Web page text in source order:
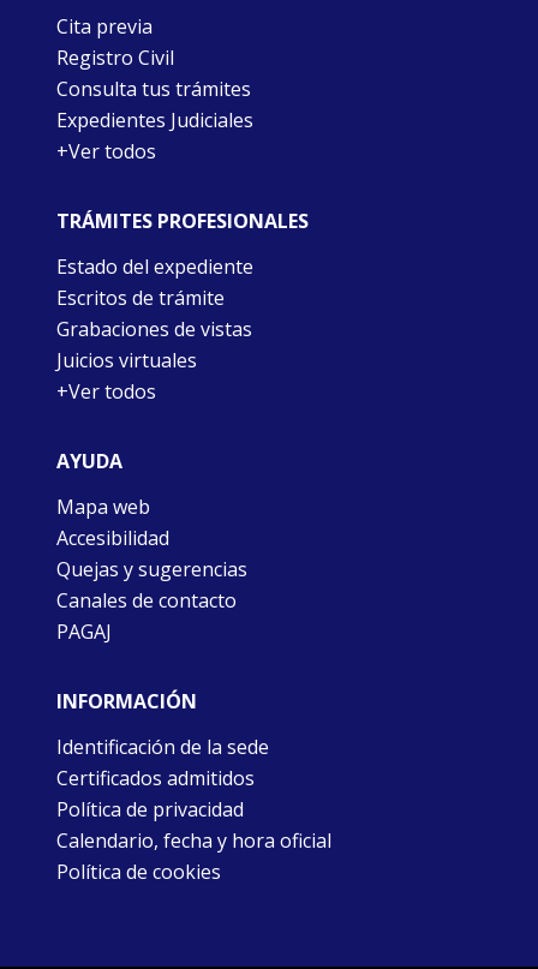
Cita previa
Registro Civil
Consulta tus trámites
Expedientes Judiciales
+Ver todos
TRÁMITES PROFESIONALES
Estado del expediente
Escritos de trámite
Grabaciones de vistas
Juicios virtuales
+Ver todos
AYUDA
Mapa web
Accesibilidad
Quejas y sugerencias
Canales de contacto
PAGAJ
INFORMACIÓN
Identificación de la sede
Certificados admitidos
Política de privacidad
Calendario, fecha y hora oficial
Política de cookies